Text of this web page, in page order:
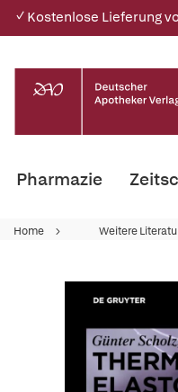
✓ Kostenlose Lieferung
Pharmazie
Home Weitere